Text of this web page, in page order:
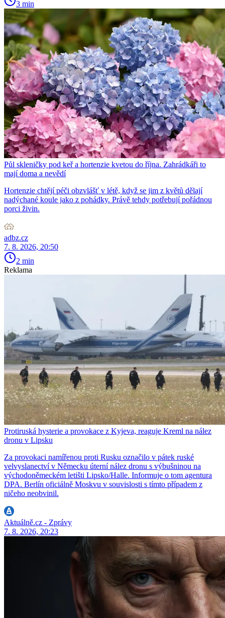
3 min
Půl skleničky pod keř a hortenzie kvetou do října. Zahrádkáři to
mají doma a nevědí
Hortenzie chtějí péči obzvlášť v létě, když se jim z květů dělají
nadýchané koule jako z pohádky. Právě tehdy potřebují pořádnou
porci živin.
adbz.cz
7. 8. 2026, 20:50
2 min
Reklama
Protiruská hysterie a provokace z Kyjeva, reaguje Kreml na nález
dronu v Lipsku
Za provokaci namířenou proti Rusku označilo v pátek ruské
velvyslanectví v Německu úterní nález dronu s výbušninou na
východoněmeckém letišti Lipsko/Halle. Informuje o tom agentura
DPA. Berlín oficiálně Moskvu v souvislosti s tímto případem z
ničeho neobvinil.
Aktuálně.cz - Zprávy
7. 8. 2026, 20:23